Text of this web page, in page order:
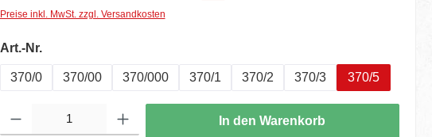
Preise inkl. MwSt. zzgl. Versandkosten
Art.-Nr.
370/0 370/00 370/000 370/1 370/2 370/3 370/5
In den Warenkorb